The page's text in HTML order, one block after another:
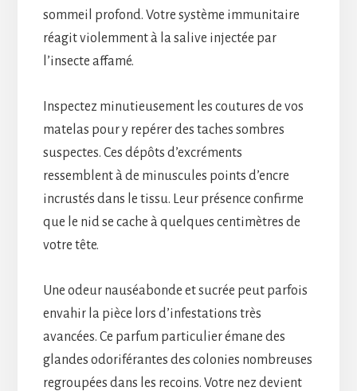
sommeil profond. Votre système immunitaire
réagit violemment à la salive injectée par
l’insecte affamé.
Inspectez minutieusement les coutures de vos
matelas pour y repérer des taches sombres
suspectes. Ces dépôts d’excréments
ressemblent à de minuscules points d’encre
incrustés dans le tissu. Leur présence confirme
que le nid se cache à quelques centimètres de
votre tête.
Une odeur nauséabonde et sucrée peut parfois
envahir la pièce lors d’infestations très
avancées. Ce parfum particulier émane des
glandes odoriférantes des colonies nombreuses
regroupées dans les recoins. Votre nez devient